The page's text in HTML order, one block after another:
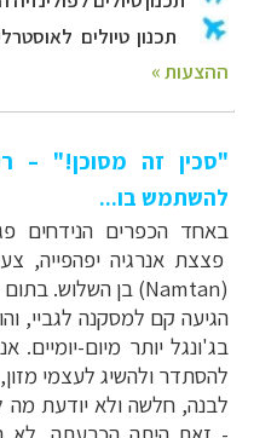
"סכין זה מסוכן!" –
להשתמש בו...
באחד הכפרים הנידחים
פצצת אנרגיה יפהפייה,
(
Namtan) בן השלוש. בתום
הגיעה קם למסקנה לגביי,
בג'ונגל יותר מיום-
להסתדר ולהשיג לעצמי
לבנה, חלשה ולא יודעת